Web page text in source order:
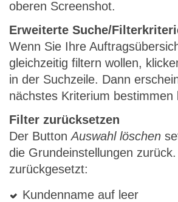
oberen Screenshot.
Erweiterte Suche/
Wenn Sie Ihre
gleichzeitig filtern wollen,
in der Suchzeile. Dann
nächstes Kriterium bestimmen
Filter zurücksetzen
Der ButtonAuswahl löschen
die Grundeinstellungen
zurückgesetzt:
Kundenname auf leer